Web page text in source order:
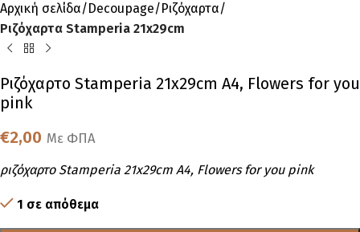
Αρχική σελίδα Decoupage Ριζόχαρτα
Ριζόχαρτα Stamperia 21x29cm
Ριζόχαρτο Stamperia 21x29cm A4, Flowers for you
pink
€2,00 Με ΦΠΑ
ριζόχαρτο Stamperia 21x29cm A4, Flowers for you pink
1 σε απόθεμα